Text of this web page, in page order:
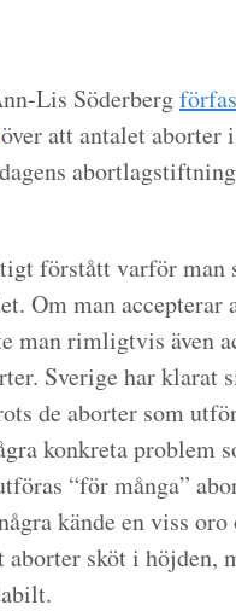
Lis Söderberg
över att antalet aborter
förstått varför man
Om man accepterar
man rimligtvis även
Sverige har klarat
de aborter som
konkreta problem
“för många”
kände en viss oro
aborter sköt i höjden,